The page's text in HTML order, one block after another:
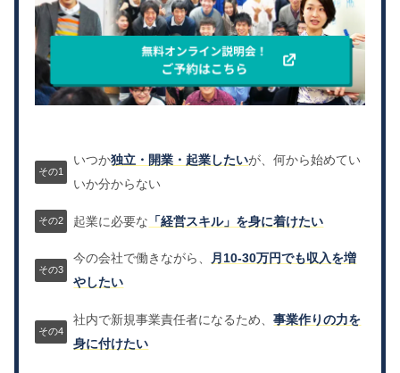
いつか独立・開業・起業したいが、何から始めてい
いか分からない
起業に必要な 「経営スキル」を身に着けたい
今の会社で働きながら、
月10-30万円でも収入を増
やしたい
社内で新規事業責任者になるため、事業作りの力を
身に付けたい